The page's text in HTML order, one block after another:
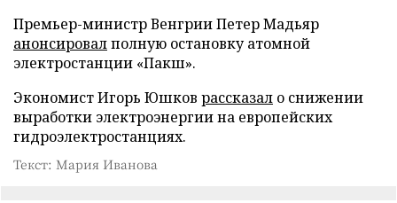
Премьер-министр Венгрии Петер Мадьяр
анонсировалполную остановку атомной
электростанции «Пакш».
Экономист Игорь Юшков рассказал о снижении
выработки электроэнергии на европейских
гидроэлектростанциях.
Текст: Мария Иванова